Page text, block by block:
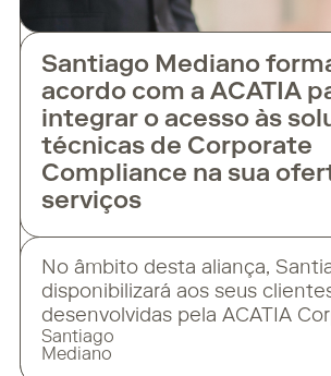
Santiago Mediano
acordo com a ACATIA
integrar o acesso às
técnicas de Corporate
Compliance na sua
serviços
No âmbito desta aliança,
disponibilizará aos seus
desenvolvidas pela ACATIA
Compliance, incluindo a
revisão de modelos de
Santiago
Mediano